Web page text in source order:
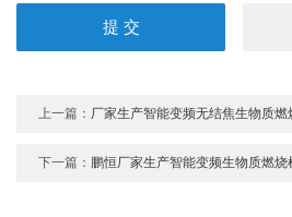
上一篇： 厂家生产智能变频无结焦生物质燃
下一篇： 鹏恒厂家生产智能变频生物质燃烧